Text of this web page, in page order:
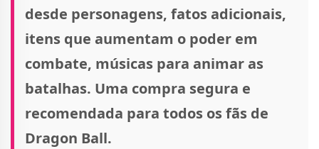
desde personagens, fatos adicionais,
itens que aumentam o poder em
combate, músicas para animar as
batalhas. Uma compra segura e
recomendada para todos os fãs de
Dragon Ball.